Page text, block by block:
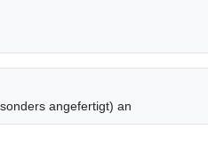
angefertigt) an